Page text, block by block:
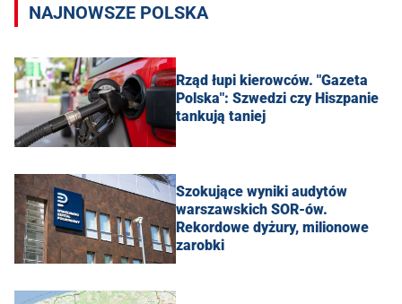
NAJNOWSZE POLSKA
Rząd łupi kierowców. "Gazeta
Polska": Szwedzi czy Hiszpanie
tankują taniej
Szokujące wyniki audytów
warszawskich SOR-ów.
Rekordowe dyżury, milionowe
zarobki